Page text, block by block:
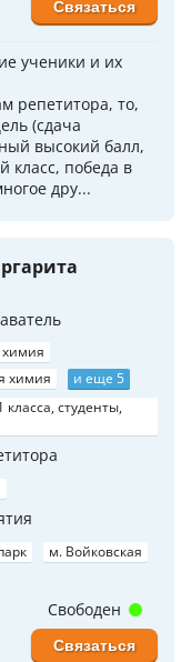
ученики и их
репетитора, то,
(сдача
высокий балл,
класс, победа в
дру...
Связаться
химия
химия
и еще 5
студенты,
м. Войковская
Свободен
Связаться